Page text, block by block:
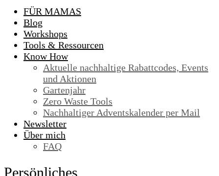
FÜR MAMAS
Blog
Workshops
Tools & Ressourcen
Know How
Aktuelle nachhaltige Rabattcodes, Events
und Aktionen
Gartenjahr
Zero Waste Tools
Nachhaltiger Adventskalender per Mail
Newsletter
Über mich
FAQ
Persönliches